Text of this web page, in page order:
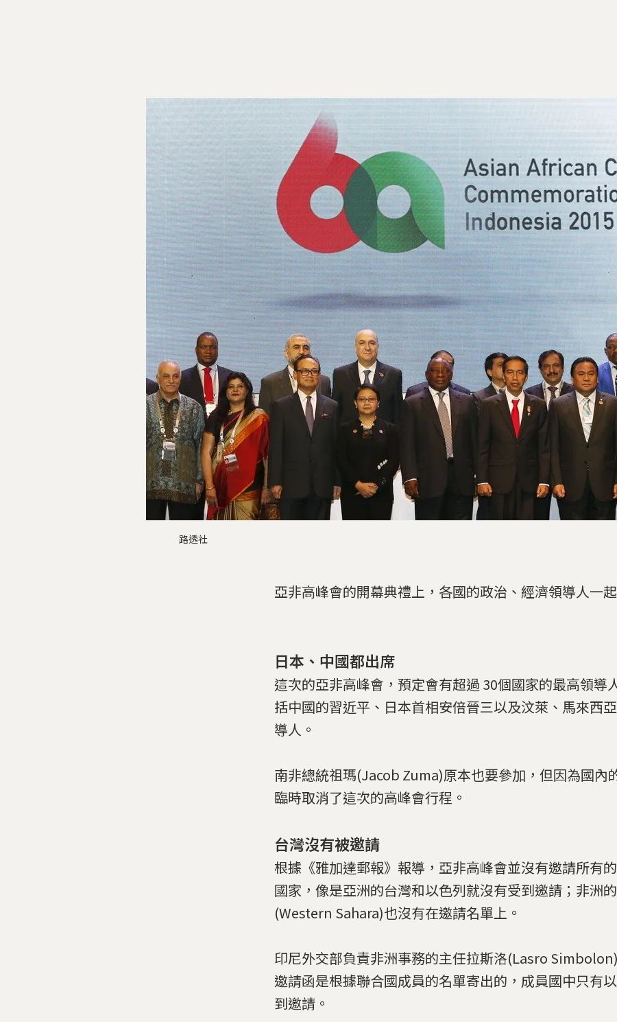
路透社
亞非高峰會的開幕典禮上，各國的政治、經濟領導人一
日本、中國都出席
這次的亞非高峰會，預定會有超過 30個國家的最高領導
括中國的習近平、日本首相安倍晉三以及汶萊、馬來西
導人。
南非總統祖瑪(Jacob Zuma)原本也要參加，但因為國內
臨時取消了這次的高峰會行程。
台灣沒有被邀請
根據《雅加達郵報》報導，亞非高峰會並沒有邀請所有
國家，像是亞洲的台灣和以色列就沒有受到邀請；非洲
(Western Sahara)也沒有在邀請名單上。
印尼外交部負責非洲事務的主任拉斯洛(Lasro
邀請函是根據聯合國成員的名單寄出的，成員國中只有
到邀請。